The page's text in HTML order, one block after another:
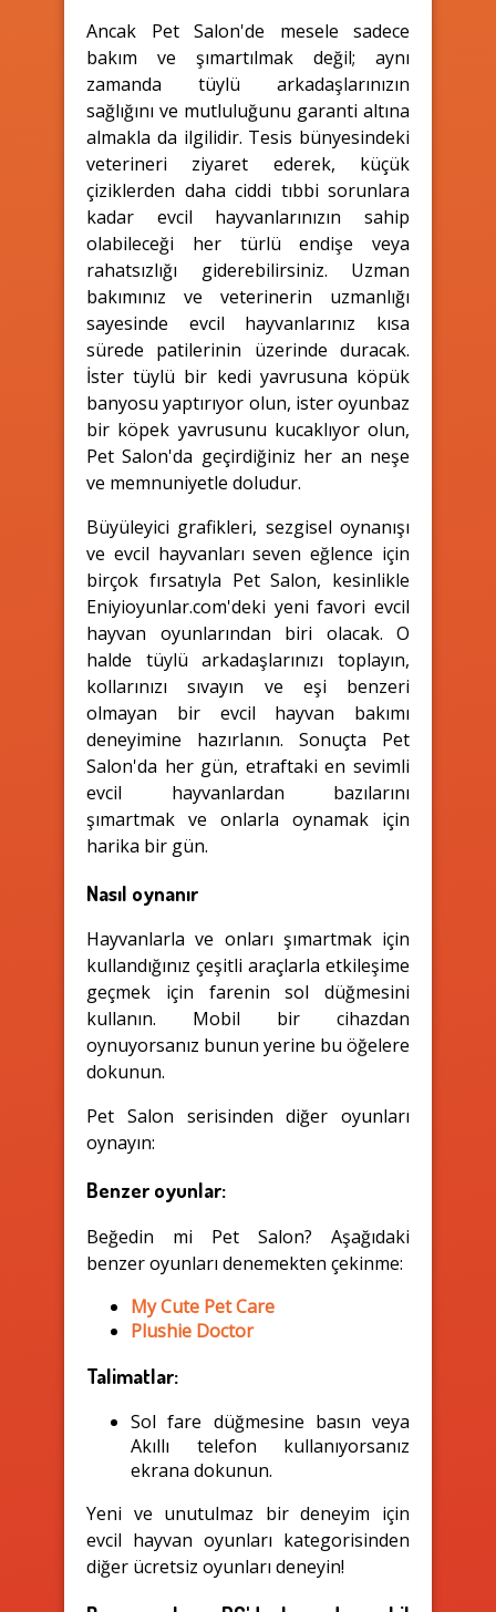
Ancak Pet Salon'de mesele sadece
bakım ve şımartılmak değil; aynı
zamanda tüylü arkadaşlarınızın
sağlığını ve mutluluğunu garanti altına
almakla da ilgilidir. Tesis bünyesindeki
veterineri ziyaret ederek, küçük
çiziklerden daha ciddi tıbbi sorunlara
kadar evcil hayvanlarınızın sahip
olabileceği her türlü endişe veya
rahatsızlığı giderebilirsiniz. Uzman
bakımınız ve veterinerin uzmanlığı
sayesinde evcil hayvanlarınız kısa
sürede patilerinin üzerinde duracak.
İster tüylü bir kedi yavrusuna köpük
banyosu yaptırıyor olun, ister oyunbaz
bir köpek yavrusunu kucaklıyor olun,
Pet Salon'da geçirdiğiniz her an neşe
ve memnuniyetle doludur.
Büyüleyici grafikleri, sezgisel oynanışı
ve evcil hayvanları seven eğlence için
birçok fırsatıyla Pet Salon, kesinlikle
Eniyioyunlar.com'deki yeni favori evcil
hayvan oyunlarından biri olacak. O
halde tüylü arkadaşlarınızı toplayın,
kollarınızı sıvayın ve eşi benzeri
olmayan bir evcil hayvan bakımı
deneyimine hazırlanın. Sonuçta Pet
Salon'da her gün, etraftaki en sevimli
evcil hayvanlardan bazılarını
şımartmak ve onlarla oynamak için
harika bir gün.
Nasıl oynanır
Hayvanlarla ve onları şımartmak için
kullandığınız çeşitli araçlarla etkileşime
geçmek için farenin sol düğmesini
kullanın. Mobil bir cihazdan
oynuyorsanız bunun yerine bu öğelere
dokunun.
Pet Salon serisinden diğer oyunları
oynayın:
Benzer oyunlar:
Beğedin mi Pet Salon? Aşağıdaki
benzer oyunları denemekten çekinme:
My Cute Pet Care
Plushie Doctor
Talimatlar:
Sol fare düğmesine basın veya
Akıllı telefon kullanıyorsanız
ekrana dokunun.
Yeni ve unutulmaz bir deneyim için
evcil hayvan oyunları kategorisinden
diğer ücretsiz oyunları deneyin!